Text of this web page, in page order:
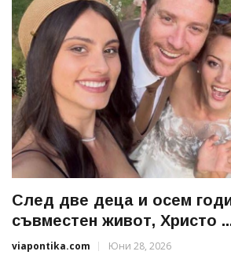
След две деца и осем
съвместен живот, Христо
viapontika.com Юни 28, 2026